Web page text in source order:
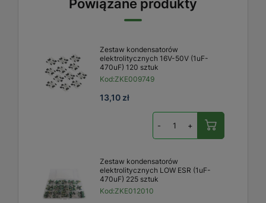
Powiązane produkty
Zestaw kondensatorów
elektrolitycznych 16V-50V (1uF-
470uF) 120 sztuk
Kod:ZKE009749
13,10 zł
- +
Zestaw kondensatorów
elektrolitycznych LOW ESR (1uF-
470uF) 225 sztuk
Kod:ZKE012010